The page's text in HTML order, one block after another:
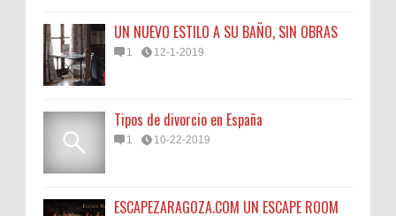
UN NUEVO ESTILO A SU BAÑO, SIN OBRAS
1 12-1-2019
Tipos de divorcio en España
1 10-22-2019
ESCAPEZARAGOZA.COM UN ESCAPE ROOM